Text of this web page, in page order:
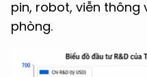
pin, robot, viễn thông
phòng.